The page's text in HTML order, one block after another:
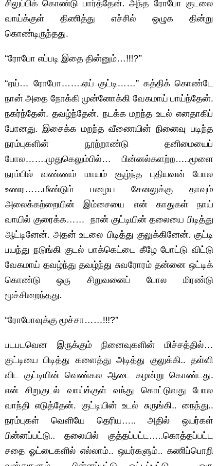
சிலுப்பிக் கொண்டு பார்த்தேன். அந்த ரோபோ குடலை
வாய்க்குள் திணித்து எச்சில் ஒழுக தின்று
கொண்டிருந்தது.
“ரோபோ எப்படி இதை தின்னும்…!!!?”
“ஏய்… ரோபோ…….ஏய் குட்டி……” கத்திக் கொண்டே
நான் அதை நோக்கி முன்னோக்கி வேகமாய் பாய்ந்தேன்.
நகர்ந்தேன். தவழ்ந்தேன். நடக்க மறந்த உடல் எனதாகிப்
போனது. இசைக்க மறந்த வீணையின் நினைவு படிந்த
நரம்புகளின் நூற்றாண்டு தனிமையைப்
போல…….முதுகெலும்பில்… பின்னல்களற்ற…..மூளை
நரம்பில் வண்ணம் மாயம் சூழ்ந்த புதியவன் போல
உணர……மீண்டும் பழைய சேனலுக்கு தாவும்
அலைக்கற்றையின் இம்சையை என் காதுகள் நாய்
வாயில் குரைக்க…… நான் குட்டியின் தலையை பிடித்து
ஆட்டினேன். அதன் உடலை பிடித்து குலுக்கினேன். குட்டி
பயந்து நடுங்கி குடல் பாக்கெட்டை கீழே போட்டு விட்டு
வேகமாய் தவழ்ந்து தவழ்ந்து சுவரோரம் தன்னை ஒட்டிக்
கொண்டு ஒரு சிறுவனைப் போல மிரண்டு
மூச்சிறைந்தது.
“ரோபோவுக்கு மூச்சா……!!!?”
படபடவென இருக்கும் நினைவுகளின் மிச்சத்தில்…
குட்டியை பிடித்து களைத்து அடித்து குலுக்கி.. தள்ளி
விட குட்டியின் வெண்கல ஆடை கழன்று கொண்டது.
என் சிறுகுடல் வாய்க்குள் வந்து கொட்டுவது போல
வாந்தி எடுத்தேன். குட்டியின் உடல் சுருங்கி.. நைந்து..
நரம்புகள் வெளியே தெரிய….. அதில் ஒயர்கள்
பின்னப்பட்டு.. தலையில் குத்தப்பட்ட…..கொத்தப்பட்ட
சதை ஓட்டைகளில் எல்லாம்.. ஒயர்களும்.. கணிப்பொறி